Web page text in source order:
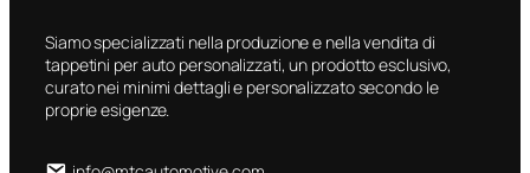
Siamo specializzati nella produzione e nella vendita di
tappetini per auto personalizzati, un prodotto esclusivo,
curato nei minimi dettagli e personalizzato secondo le
proprie esigenze.